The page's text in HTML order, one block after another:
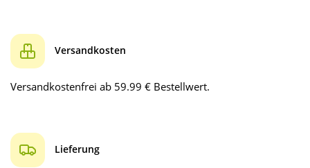
Versandkosten
Versandkostenfrei ab 59.99 € Bestellwert.
Lieferung